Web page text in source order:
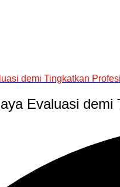
demi Tingkatkan
Evaluasi